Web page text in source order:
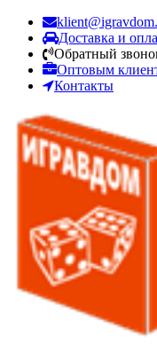
Доставка и
Обратный
Оптовым
Контакты